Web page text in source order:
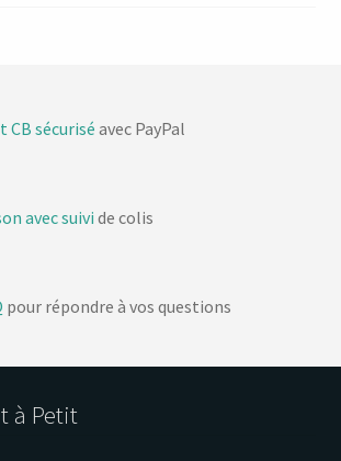
CB sécurisé avec PayPal
avec suivi de colis
pour répondre à vos questions
à Petit